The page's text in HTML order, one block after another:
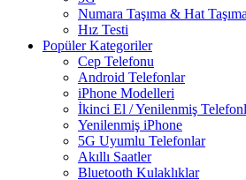
Numara Taşıma & Hat Taşıma
Hız Testi
Popüler Kategoriler
Cep Telefonu
Android Telefonlar
iPhone Modelleri
İkinci El / Yenilenmiş
Yenilenmiş iPhone
5G Uyumlu Telefonlar
Akıllı Saatler
Bluetooth Kulaklıklar